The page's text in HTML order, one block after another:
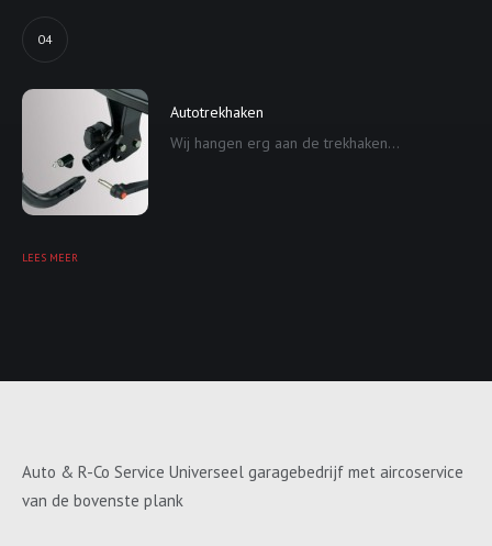
04
Autotrekhaken
Wij hangen erg aan de trekhaken...
LEES MEER
Auto & R-Co Service Universeel garagebedrijf met aircoservice
van de bovenste plank